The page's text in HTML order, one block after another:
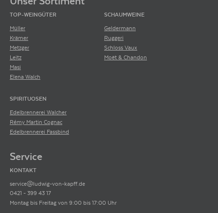
TOP-WEINGÜTER
Müller
Krämer
Metzger
Leitz
Masi
Elena Walch
SCHAUMWEINE
Geldermann
Ruggeri
Schloss Vaux
Moët & Chandon
SPIRITUOSEN
Edelbrennerei Walcher
Rémy Martin Cognac
Edelbrennerei Fassbind
Service
KONTAKT
service@ludwig-von-kapff.de
0421 - 399 43 17
Montag bis Freitag von 9:00 bis 17:00 Uhr